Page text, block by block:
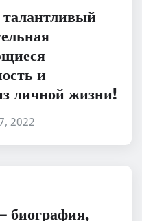
и
личной жизни!
2022
биография,